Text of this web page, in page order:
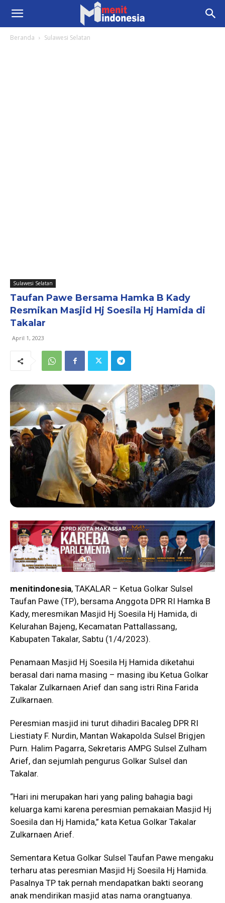
Beranda Sulawesi Selatan
Sulawesi Selatan
Taufan Pawe Bersama Hamka B Kady
Resmikan Masjid Hj Soesila Hj Hamida di
Takalar
April 1, 2023
menitindonesia, TAKALAR – Ketua Golkar Sulsel
Taufan Pawe (TP), bersama Anggota DPR RI Hamka B
Kady, meresmikan Masjid Hj Soesila Hj Hamida, di
Kelurahan Bajeng, Kecamatan Pattallassang,
Kabupaten Takalar, Sabtu (1/4/2023).
Penamaan Masjid Hj Soesila Hj Hamida diketahui
berasal dari nama masing – masing ibu Ketua Golkar
Takalar Zulkarnaen Arief dan sang istri Rina Farida
Zulkarnaen.
Peresmian masjid ini turut dihadiri Bacaleg DPR RI
Liestiaty F. Nurdin, Mantan Wakapolda Sulsel Brigjen
Purn. Halim Pagarra, Sekretaris AMPG Sulsel Zulham
Arief, dan sejumlah pengurus Golkar Sulsel dan
Takalar.
“Hari ini merupakan hari yang paling bahagia bagi
keluarga kami karena peresmian pemakaian Masjid Hj
Soesila dan Hj Hamida,” kata Ketua Golkar Takalar
Zulkarnaen Arief.
Sementara Ketua Golkar Sulsel Taufan Pawe mengaku
terharu atas peresmian Masjid Hj Soesila Hj Hamida.
Pasalnya TP tak pernah mendapatkan bakti seorang
anak mendirikan masjid atas nama orangtuanya.